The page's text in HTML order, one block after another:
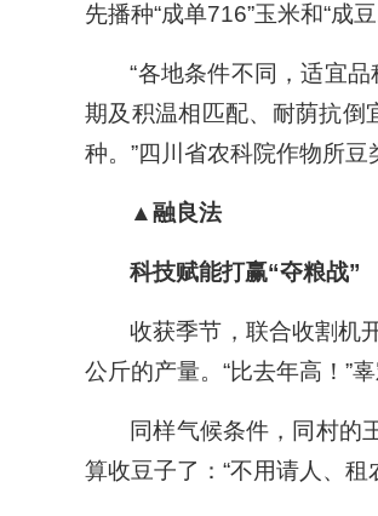
先播种“成单716”玉米和“成
“各地条件不同，适宜
期及积温相匹配、耐荫抗倒
种。”四川省农科院作物所
▲融良法
科技赋能打赢“夺粮战”
收获季节，联合收割机
公斤的产量。“比去年高！”辜
同样气候条件，同村的
算收豆子了：“不用请人、租